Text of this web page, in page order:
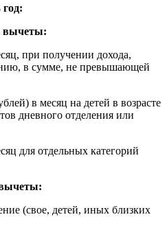
вычеты:
при получении дохода,
в сумме, не превышающей
в месяц на детей в возрасте
дневного отделения или
для отдельных категорий
(свое, детей, иных близких